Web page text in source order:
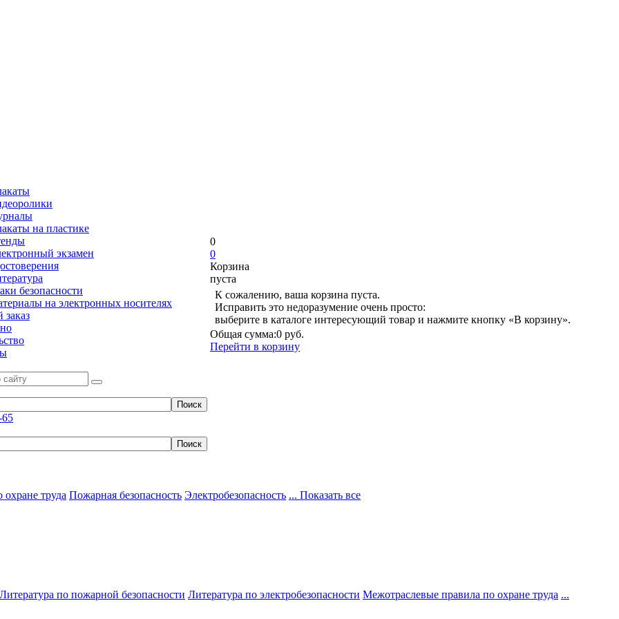
на пластике
экзамен
безопасности
на электронных носителях
65
0
0
Корзина
пуста
К сожалению, ваша корзина пуста.
Исправить это недоразумение очень просто:
выберите в каталоге интересующий товар и нажмите кнопку «В корзину».
Общая сумма:0 руб.
Перейти в корзину
труда Пожарная безопасность Электробезопасность ... Показать все
Литература по пожарной безопасности Литература по электробезопасности Межотраслевые правила по охране труда ...